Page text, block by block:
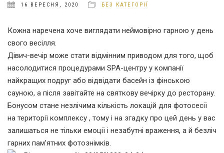
16 ВЕРЕСНЯ, 2020 БЕЗ КАТЕГОРІЇ
Кожна наречена хоче виглядати неймовірно гарною у день
свого весілля.
Дівич-вечір може стати відмінним приводом для того, щоб
насолодитися процедурами SPA-центру у компанії
найкращих подруг або відвідати басейн із фінською
сауною, а після завітайте на святкову вечірку до ресторану.
Бонусом стане незлічима кількість локацій для фотосесії
на території комплексу , тому і на згадку про цей день у вас
залишаться не тільки емоції і незабутні враження, а й безліч
гарних пам’ятних фотознімків.